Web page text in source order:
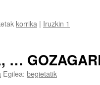
korrika | Iruzkin 1
…
Egilea: begietatik